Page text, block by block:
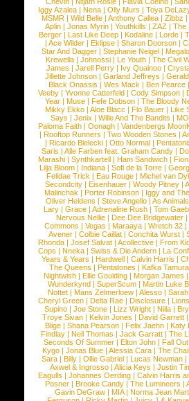
Iggy Azalea | Nena | Olly Murs | Toya
MSMR |Wild Belle |Anthony Callea |Zibbz
Aplin | Jonas Myrin | Youthkills | ZAZ | The
Berger |Last Like Deep |Kodaline |Lorde |
|Ace Wilder |Eklipse |Sharon Doorson |
Star And Dagger | Stephanie Neigel |
Krewella | Johnossi | Le Youth | The Civil
James | Jarell Perry | Ivy Quainoo |
Jillette Johnson | Garland Jeffreys |
Black Onassis | Wes Mack | Ben Pearce
Veeby | Yvonne Catterfeld | Cody Simpson |
Year |Muse |Fefe Dobson |The Bloody
Mikky Ekko | Aloe Blacc | Flo Bauer | Like
Says | Jenix | Wille And The Bandits | MO
Paloma Faith |Oonagh |Vandenbergs
|Rooftop Runners |Two Wooden Stones |
| Ricardo Bielecki | Otto Normal |
Saris | Alle Farben feat. Graham Candy |
Marashi | Synthkartell | Ham Sandwich |
Lilja Bloom | Indiana | Sofi de la Torre |
Felidae Trick | Eau Rouge | Michel van
Secondcity |Eisenhauer |Woody Pitney |
Malinchak |Porter Robinson | Iggy and
Oliver Heldens |Steve Angello |As Animals
Lary | Grace | Adrenaline Rush | Tom
Nervous Nellie | Dee Dee Bridgewater |
Commons |Vegas |Maraaya |Wretch 32 |
Avener | Colbie Caillat | Conchita Wurst |
Rhonda | Josef Salvat | Acollective | From
Cops | Nneka | Swiss & Die Andern | La
Years & Years |Hardwell |Calvin Harris |
The Queens | Pentatones | Kafka Tamura
Nightwish |Ellie Goulding |Morgan James
Wunderkynd | SuperScum | Martin Luke
Nottet |Mans Zelmerloew |Alesso |
Cheryl Green |Delta Rae |Disclosure |
Supino |Joe Stone |Lizz Wright |Niila |
Troye Sivan | Kelvin Jones | David Garrett
Blige | Shana Pearson | Felix Jaehn | Katy
Findlay |Neil Thomas |Jack Garratt |The
Seconds Of Summer |Elton John |Fall
Kygo |Jonas Blue |Alessia Cara |The
Sara |Billy |Ollie Gabriel |Lucas Newman |
Axwel & Ingrosso | Alicia Keys | Justin
Eagulls |Johannes Oerding |Calvin Harris
Posner |Brooke Candy |The Lumineers |
Gavin DeGraw | MIA| Norma Jean